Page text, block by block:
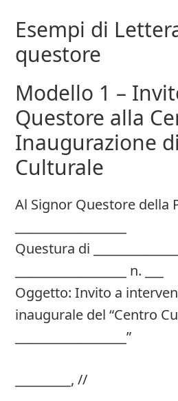
Esempi di
questore
Modello 1 –
Questore alla
Inaugurazione
Culturale
Al Signor Questore della
Questura di
__________________ n. ___
Oggetto: Invito a
inaugurale del “Centro
__________________”
_________, //